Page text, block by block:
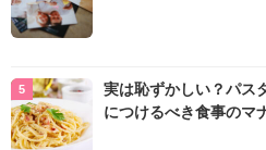
実は恥ずかしい？パス
につけるべき食事のマ